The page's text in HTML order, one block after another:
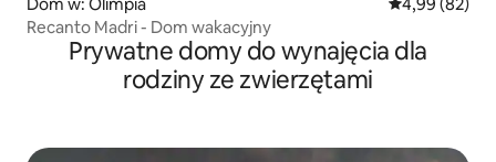
Recanto Madri - Dom wakacyjny
Prywatne domy do wynajęcia dla
rodziny ze zwierzętami